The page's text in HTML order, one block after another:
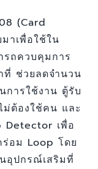
(Card
าเพื่อใช้ใน
รถควบคุมการ
ที่ ช่วยลดจำนวน
การใช้งาน ตู้รับ
ม่ต้องใช้คน และ
Detector เพื่อ
อม Loop โดย
อุปกรณ์เสริมที่